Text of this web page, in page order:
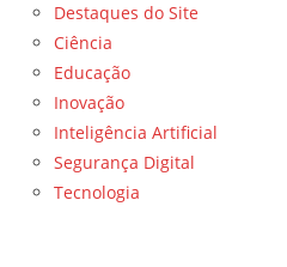
Destaques do Site
Ciência
Educação
Inovação
Inteligência Artificial
Segurança Digital
Tecnologia